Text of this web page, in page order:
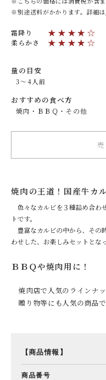
別途送料がかかります。詳細は
霜降り ★★★★☆
柔らかさ ★★★★☆
量の目安
3～4人前
おすすめの食べ方
焼肉・ＢＢＱ・その他
売
焼肉の王道！国産牛カ
色々なカルビを３種詰め合わ
トです。
豊富なカルビの中から、その
わせした、お楽しみセットとな
ＢＢＱや焼肉用に！
焼肉店で人気のラインナ
贈り物等にも人気の商品で
【商品情報】
商品番号